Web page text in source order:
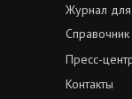
Журнал
Справочник
Пресс-
Контакты